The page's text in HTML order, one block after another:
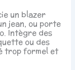
un blazer
jean, ou porte
Intègre des
ou des
trop formel et